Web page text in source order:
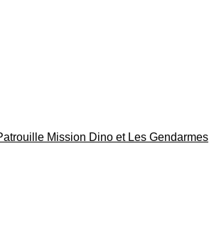
Mission Dino et Les Gendarmes